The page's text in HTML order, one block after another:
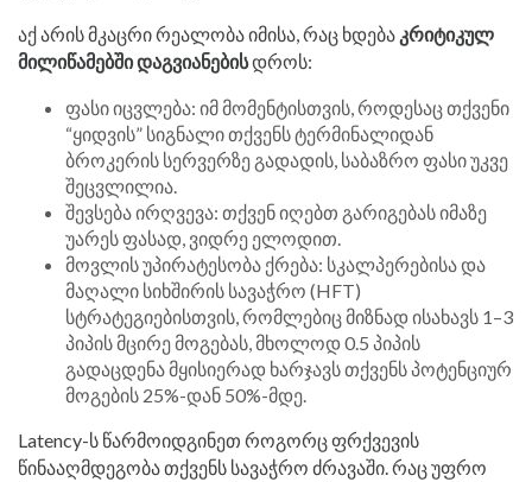
აქ არის მკაცრი რეალობა იმისა, რაც ხდება კრიტიკულ
მილიწამებში დაგვიანებისდროს:
ფასი იცვლება: იმ მომენტისთვის, როდესაც თქვენი
“ყიდვის” სიგნალი თქვენს ტერმინალიდან
ბროკერის სერვერზე გადადის, საბაზრო ფასი უკვე
შეცვლილია.
შევსება ირღვევა: თქვენ იღებთ გარიგებას იმაზე
უარეს ფასად, ვიდრე ელოდით.
მოვლის უპირატესობა ქრება: სკალპერებისა და
მაღალი სიხშირის სავაჭრო (HFT)
სტრატეგიებისთვის, რომლებიც მიზნად ისახავს 1–3
პიპის მცირე მოგებას, მხოლოდ 0.5 პიპის
გადაცდენა მყისიერად ხარჯავს თქვენს პოტენციურ
მოგების 25%-დან 50%-მდე.
Latency-ს წარმოიდგინეთ როგორც ფრქვევის
წინააღმდეგობა თქვენს სავაჭრო ძრავაში. რაც უფრო